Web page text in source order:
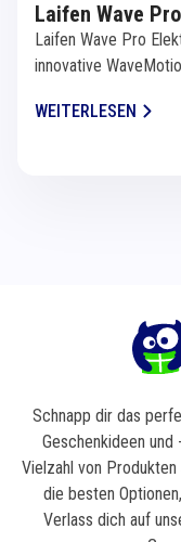
Laifen Wave
Laifen Wave Pro
innovative
WEITERLESEN
Schnapp dir das
Geschenkideen
Vielzahl von
die besten
Verlass dich auf